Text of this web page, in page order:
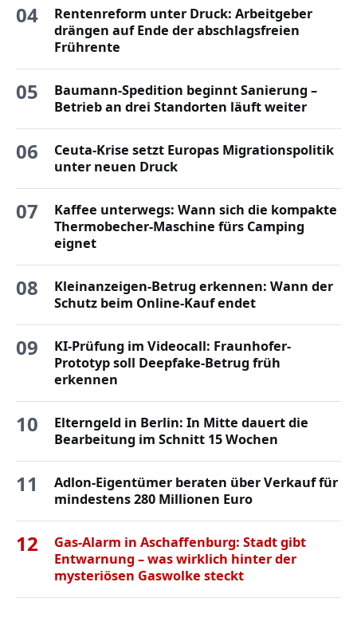
04
Rentenreform unter Druck: Arbeitgeber
drängen auf Ende der abschlagsfreien
Frührente
05
Baumann-Spedition beginnt Sanierung –
Betrieb an drei Standorten läuft weiter
06
Ceuta-Krise setzt Europas Migrationspolitik
unter neuen Druck
07
Kaffee unterwegs: Wann sich die kompakte
Thermobecher-Maschine fürs Camping
eignet
08
Kleinanzeigen-Betrug erkennen: Wann der
Schutz beim Online-Kauf endet
09
KI-Prüfung im Videocall: Fraunhofer-
Prototyp soll Deepfake-Betrug früh
erkennen
10
Elterngeld in Berlin: In Mitte dauert die
Bearbeitung im Schnitt 15 Wochen
11
Adlon-Eigentümer beraten über Verkauf für
mindestens 280 Millionen Euro
12
Gas-Alarm in Aschaffenburg: Stadt gibt
Entwarnung – was wirklich hinter der
mysteriösen Gaswolke steckt